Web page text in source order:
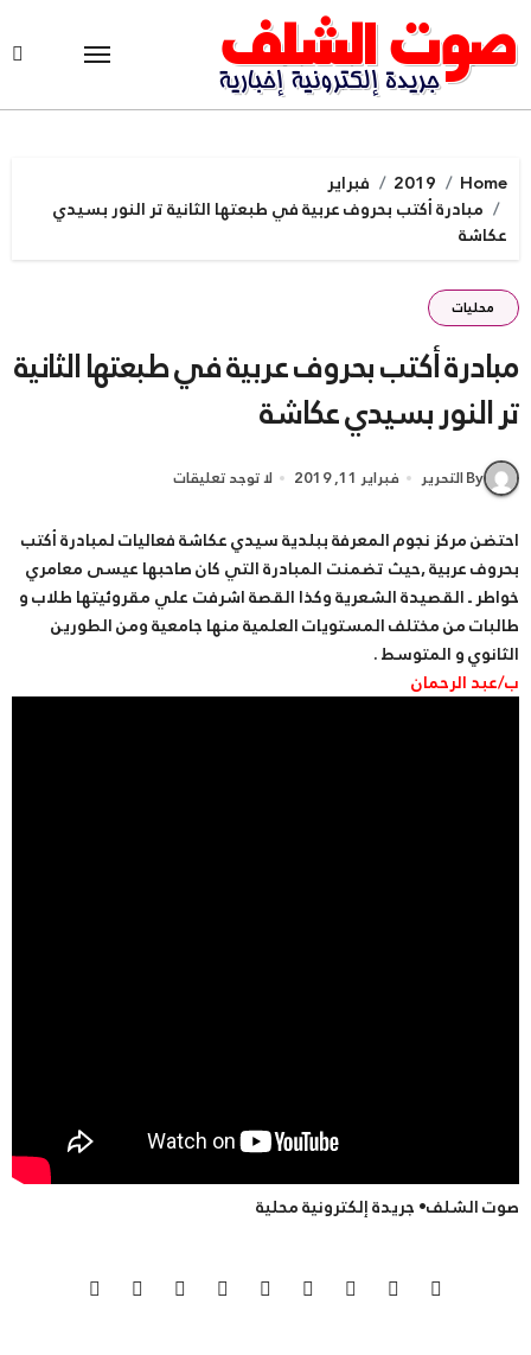
to
content
Home
2019
فبراير
مبادرة أكتب بحروف عربية في طبعتها الثانية تر النور بسيدي
عكاشة
محليات
مبادرة أكتب بحروف عربية في طبعتها الثانية
تر النور بسيدي عكاشة
By التحرير فبراير 11, 2019 لا توجد تعليقات
احتضن مركز نجوم المعرفة ببلدية سيدي عكاشة فعاليات لمبادرة أكتب
بحروف عربية ,حيث تضمنت المبادرة التي كان صاحبها عيسى معامري
خواطر ـ القصيدة الشعرية وكذا القصة اشرفت علي مقروئيتها طلاب و
طالبات من مختلف المستويات العلمية منها جامعية ومن الطورين
الثانوي و المتوسط .
ب/عبد الرحمان
صوت الشلف• جريدة إلكترونية محلية